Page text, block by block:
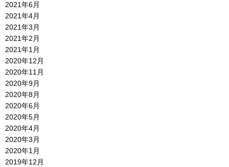
2021年6月
2021年4月
2021年3月
2021年2月
2021年1月
2020年12月
2020年11月
2020年9月
2020年8月
2020年6月
2020年5月
2020年4月
2020年3月
2020年1月
2019年12月